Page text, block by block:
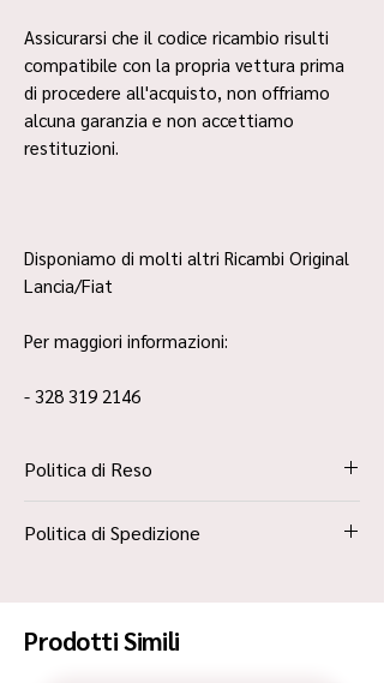
Assicurarsi che il codice ricambio risulti
compatibile con la propria vettura prima
di procedere all'acquisto, non offriamo
alcuna garanzia e non accettiamo
restituzioni.
Disponiamo di molti altri Ricambi Original
Lancia/Fiat
Per maggiori informazioni:
- 328 319 2146
Politica di Reso
“Termini e Condizioni”
Politica di Spedizione
Prodotti Simili